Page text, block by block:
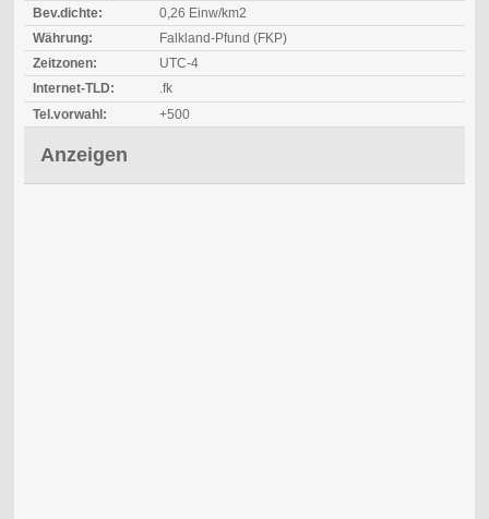
Bev.dichte:
0,26 Einw/km2
Währung:
Falkland-Pfund (FKP)
Zeitzonen:
UTC-4
Internet-TLD:
.fk
Tel.vorwahl:
+500
Anzeigen